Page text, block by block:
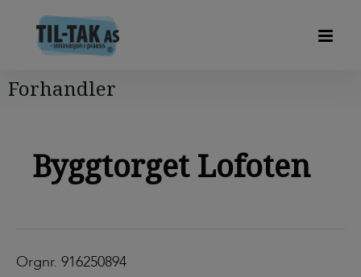
Forhandler
Byggtorget Lofoten
Orgnr. 916250894